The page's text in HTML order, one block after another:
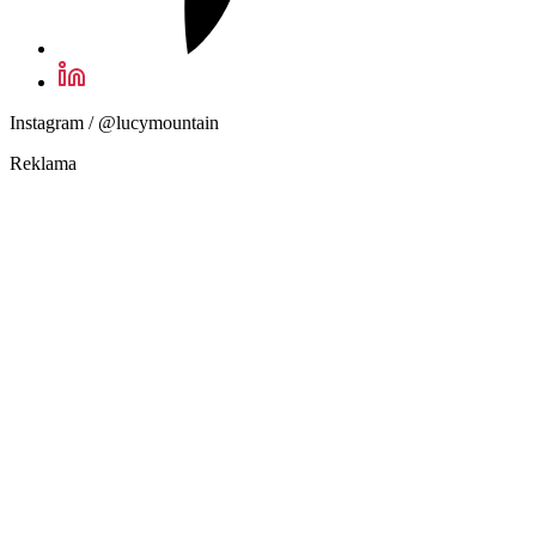
Instagram / @lucymountain
Reklama